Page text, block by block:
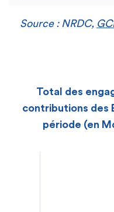
Source : NRDC,
Total des
contributions des
période (en